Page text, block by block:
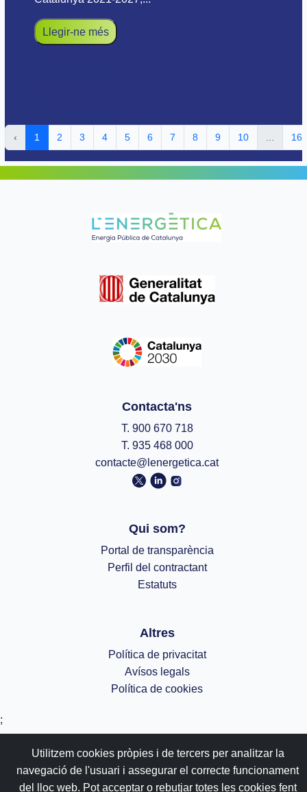
Llegir-ne més
‹ 1 2 3 4 5 6 7 8 9 10 ... 16
Contacta'ns
T. 900 670 718
T. 935 468 000
contacte@lenergetica.cat
Qui som?
Portal de transparència
Perfil del contractant
Estatuts
Altres
Política de privacitat
Avísos legals
Política de cookies
Utilitzem cookies pròpies i de tercers per analitzar la
navegació de l'usuari i assegurar el correcte funcionament
del lloc web. Pot acceptar o rebutjar totes les cookies fent
;